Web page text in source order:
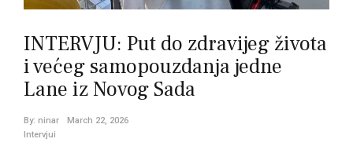
INTERVJU: Put do zdravijeg života
i većeg samopouzdanja jedne
Lane iz Novog Sada
By: ninar
March 22, 2026
Intervjui